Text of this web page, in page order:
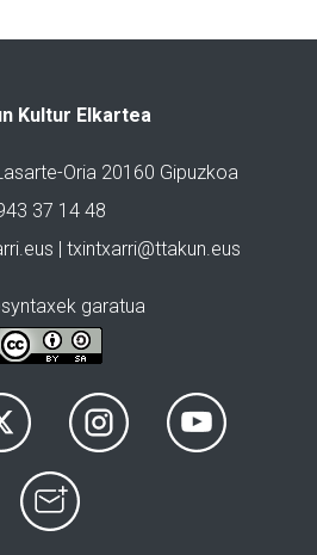
Kultur Elkartea
Oria 20160 Gipuzkoa
37 14 48
| txintxarri@ttakun.eus
garatua